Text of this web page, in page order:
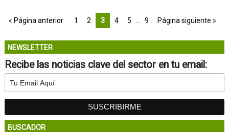
« Página anterior 1 2 3 4 5 9 Página siguiente »
NEWSLETTER
Recibe las noticias clave del sector en tu email:
BUSCADOR